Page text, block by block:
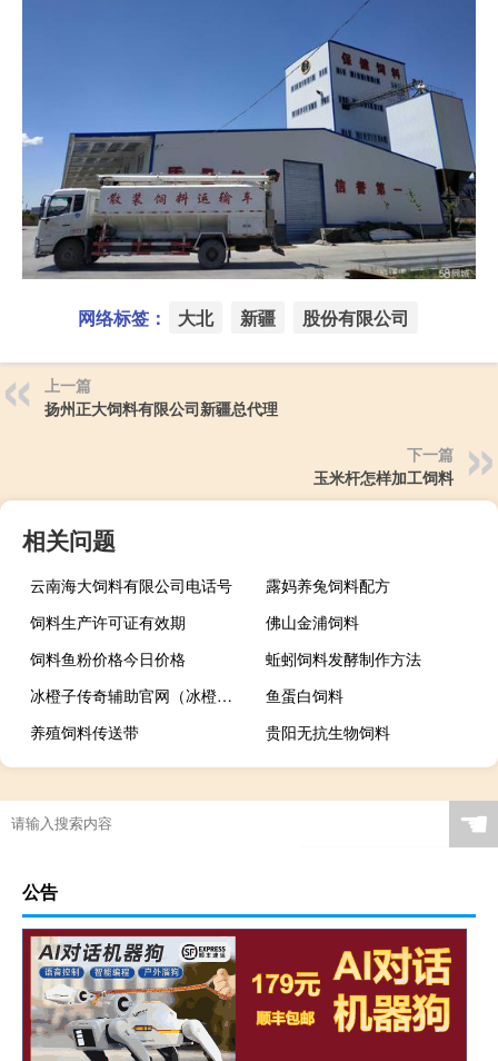
网络标签： 大北 新疆 股份有限公司
上一篇
扬州正大饲料有限公司新疆总代理
下一篇
玉米杆怎样加工饲料
相关问题
云南海大饲料有限公司电话号
露妈养兔饲料配方
饲料生产许可证有效期
佛山金浦饲料
饲料鱼粉价格今日价格
蚯蚓饲料发酵制作方法
冰橙子传奇辅助官网（冰橙子传奇辅助免费版）
鱼蛋白饲料
养殖饲料传送带
贵阳无抗生物饲料
☚
公告